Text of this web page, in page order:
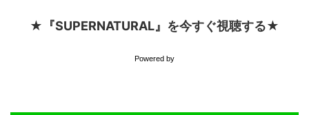
★『SUPERNATURAL』を今すぐ視聴する★
Powered by